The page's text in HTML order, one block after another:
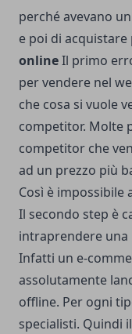
perché avevano
e poi di
onlineIl primo
per vendere nel
che cosa si vuole
competitor. Molte
competitor che
ad un prezzo più
Così è impossibile
Il secondo step è
intraprendere una
Infatti un e-
assolutamente
offline. Per ogni
specialisti. Quindi